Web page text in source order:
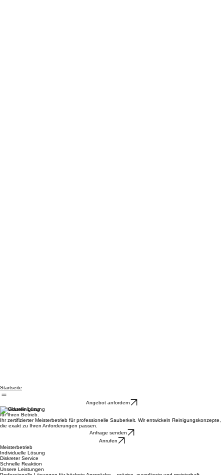
Startseite
Angebot anfordern
für Ihren Betrieb.
Ihr zertifizierter Meisterbetrieb für professionelle Sauberkeit. Wir entwickeln Reinigungskonzepte,
die exakt zu Ihren Anforderungen passen.